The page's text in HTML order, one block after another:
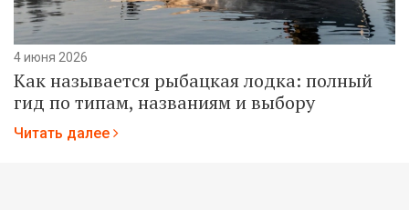
4 июня 2026
Как называется рыбацкая лодка: полный
гид по типам, названиям и выбору
Читать далее